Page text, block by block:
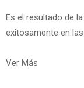
Es el resultado de
exitosamente en
Ver Más